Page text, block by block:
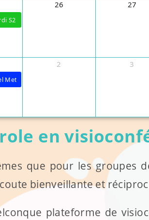
S2
26 27
Metz S2
2 3
en
que pour les groupes
bienveillante et
plateforme de